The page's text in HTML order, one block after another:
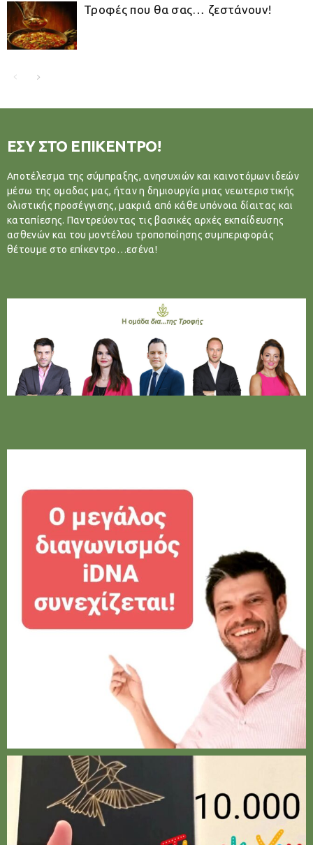
Τροφές που θα σας… ζεστάνουν!
ΕΣΥ ΣΤΟ ΕΠΙΚΕΝΤΡΟ!
Αποτέλεσμα της σύμπραξης, ανησυχιών και καινοτόμων ιδεών
μέσω της ομαδας μας, ήταν η δημιουργία μιας νεωτεριστικής
ολιστικής προσέγγισης, μακριά από κάθε υπόνοια δίαιτας και
καταπίεσης. Παντρεύοντας τις βασικές αρχές εκπαίδευσης
ασθενών και του μοντέλου τροποποίησης συμπεριφοράς
θέτουμε στο επίκεντρο…εσένα!